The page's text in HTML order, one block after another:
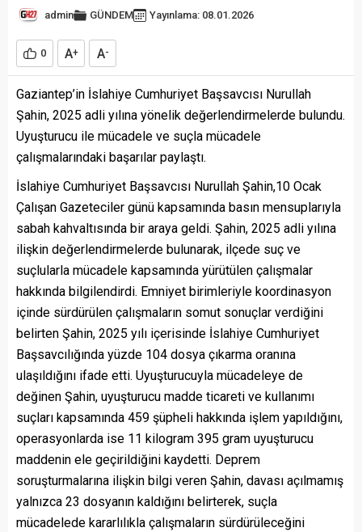
admin GÜNDEM Yayınlama: 08.01.2026
0 A+ A-
Gaziantep’in İslahiye Cumhuriyet Başsavcısı Nurullah
Şahin, 2025 adli yılına yönelik değerlendirmelerde bulundu.
Uyuşturucu ile mücadele ve suçla mücadele
çalışmalarındaki başarılar paylaştı.
İslahiye Cumhuriyet Başsavcısı Nurullah Şahin,10 Ocak
Çalışan Gazeteciler günü kapsamında basın mensuplarıyla
sabah kahvaltısında bir araya geldi. Şahin, 2025 adli yılına
ilişkin değerlendirmelerde bulunarak, ilçede suç ve
suçlularla mücadele kapsamında yürütülen çalışmalar
hakkında bilgilendirdi. Emniyet birimleriyle koordinasyon
içinde sürdürülen çalışmaların somut sonuçlar verdiğini
belirten Şahin, 2025 yılı içerisinde İslahiye Cumhuriyet
Başsavcılığında yüzde 104 dosya çıkarma oranına
ulaşıldığını ifade etti. Uyuşturucuyla mücadeleye de
değinen Şahin, uyuşturucu madde ticareti ve kullanımı
suçları kapsamında 459 şüpheli hakkında işlem yapıldığını,
operasyonlarda ise 11 kilogram 395 gram uyuşturucu
maddenin ele geçirildiğini kaydetti. Deprem
soruşturmalarına ilişkin bilgi veren Şahin, davası açılmamış
yalnızca 23 dosyanın kaldığını belirterek, suçla
mücadelede kararlılıkla çalışmaların sürdürüleceğini